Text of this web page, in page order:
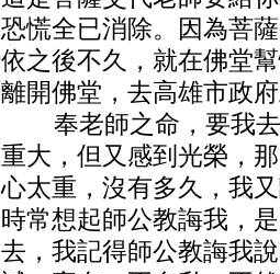
恐慌全已消除。因為菩
依之後不久，就在佛堂
離開佛堂，去高雄市政
奉老師之命，要我去
重大，但又感到光榮，
心太重，沒有多久，我
時常想起師公教誨我，
去，我記得師公教誨我